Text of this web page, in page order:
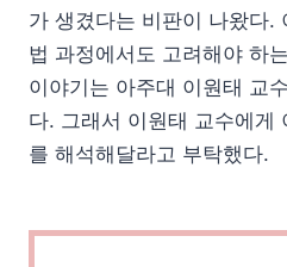
가 생겼다는 비판이 나왔다.
법 과정에서도 고려해야 하
이야기는 아주대 이원태 교
다. 그래서 이원태 교수에게
를 해석해달라고 부탁했다.